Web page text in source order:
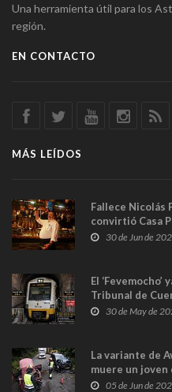
Una herramienta útil para los
región.
EN CONTACTO
MÁS LEÍDOS
Fallece Nicolás
convirtió Casa
en Madrid
30 de Jun de
El ‘Fevemocho’
Tribunal de
sobrecoste de
30 de May de
La variante de
muere un joven
frontal
05 de Jun de